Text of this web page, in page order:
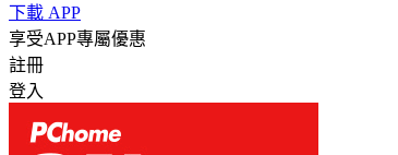
下載 APP
享受APP專屬優惠
註冊
登入